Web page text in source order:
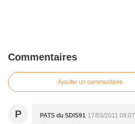
Commentaires
Ajouter un commentaire
P PATS du SDIS91 17/03/2011 09:07